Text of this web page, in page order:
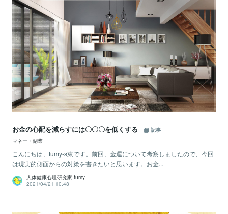
お金の心配を減らすには〇〇〇を低くする
記事
マネー・副業
こんにちは、fumy-s東です。前回、金運について考察しましたので、今回
は現実的側面からの対策を書きたいと思います。お金...
人体健康心理研究家 fumy
2021/04/21 10:48